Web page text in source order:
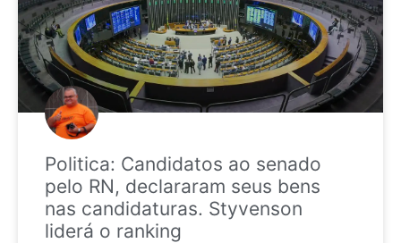
Politica: Candidatos ao senado
pelo RN, declararam seus bens
nas candidaturas. Styvenson
liderá o ranking